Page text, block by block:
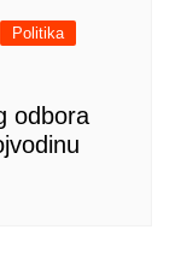
Politika
odbora